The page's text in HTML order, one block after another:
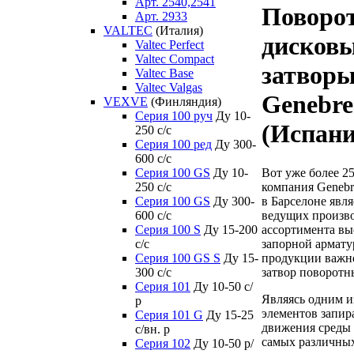
Арт. 2933
VALTEC (Италия)
Valtec Perfect
Valtec Compact
Valtec Base
Valtec Valgas
VEXVE (Финляндия)
Серия 100 руч Ду 10-
250 c/c
Серия 100 ред Ду 300-
600 c/c
Серия 100 GS Ду 10-
250 c/c
Серия 100 GS Ду 300-
600 c/c
Серия 100 S Ду 15-200
c/c
Серия 100 GS S Ду 15-
300 c/c
Серия 101 Ду 10-50 с/
р
Серия 101 G Ду 15-25
с/вн. р
Серия 102 Ду 10-50 р/
Вот уже более
компания
в Барселоне
ведущих
ассортимента
запорной
продукции
затвор
Являясь одним
элементов
движения среды
самых